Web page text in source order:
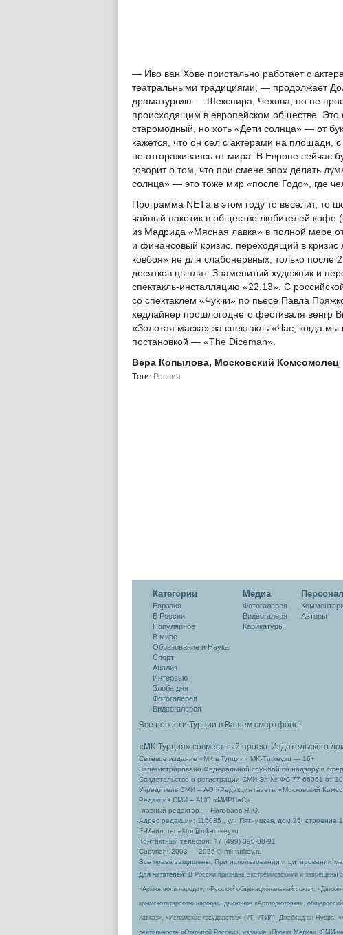
— Иво ван Хове пристально работает с
театральными традициями, — продолжает
драматургию — Шекспира, Чехова, но не
происходящим в европейском обществе.
старомодный, но хоть «Дети солнца» — от
кажется, что он сел с актерами на площади,
не отгораживаясь от мира. В Европе сейчас
говорит о том, что при смене эпох делать
солнца» — это тоже мир «после Годо», где
Программа NETа в этом году то веселит, то
чайный пакетик в обществе любителей кофе
из Мадрида «Мясная лавка» в полной мере
и финансовый кризис, переходящий в кризис
ковбоя» не для слабонервных, только после
десятков цыплят. Знаменитый художник и
спектакль-инсталляцию «22.13». С
со спектаклем «Чукчи» по пьесе Павла
хедлайнер прошлогоднего фестиваля венгр
«Золотая маска» за спектакль «Час, когда
постановкой — «The Diceman».
Вера Копылова, Московский Комсомолец
Tеги: Россия
Категории
Евразия
В России
Популярное
В мире
Образование и Наука
Спорт
Анализ
Интервью
Злоба дня
Фотогалерея
Видеогалерея
Медиа
Фотогалерея
Видеогалеря
Карикатуры
Авторы
Все новости Турции в Вашем смартфоне!
«МК-Турция» совместный проект Издательского
Сетевое издание «МК в Турции» MK-Turkey.ru — 16+
Зарегистрировано Федеральной службой по надзору в
Свидетельство о регистрации СМИ Эл № ФС 77-66061 от
Учредитель СМИ – АО «Редакция газеты «Московский
Редакция СМИ – АНО «МИРНаС»
Главный редактор — Ниязбаев Я.Ю.
Адрес редакции: 115035 , ул. Пятницкая, дом 25, строение
Е-Маил: redaktor@mk-turkey.ru
Контактный телефон: +7 (499) 390-08-91
Copyright 2003 — 2026 © mk-turkey.ru
Все права защищены. При использовании и цитировании
Для читателей : В России признаны экстремистскими и запрещены
«Армия воли народа», «Русский общенациональный союз»,
крымскотатарского народа», движение «Артподготовка»,
Кавказ», «Исламское государство» (ИГ, ИГИЛ), Джебхад-ан-
деятельность «Открытой России», издания «Проект Медиа». СМИ-